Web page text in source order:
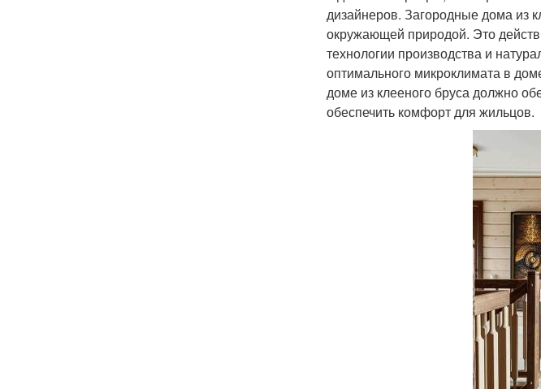
дизайнеров. Загородные дома из
окружающей природой. Это
технологии производства и
оптимального микроклимата в
доме из клееного бруса должно
обеспечить комфорт для жильцов.